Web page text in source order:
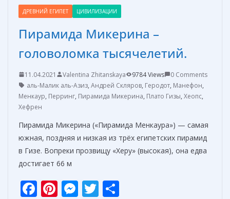
ДРЕВНИЙ ЕГИПЕТ ЦИВИЛИЗАЦИИ
Пирамида Микерина –
головоломка тысячелетий.
11.04.2021 Valentina Zhitanskaya 9784 Views
0 Comments
аль-Малик аль-Азиз, Андрей Скляров, Геродот, Манефон,
Менкаур, Перринг, Пирамида Микерина, Плато Гизы, Хеопс,
Хефрен
Пирамида Микерина («Пирамида Менкаура») — самая
южная, поздняя и низкая из трёх египетских пирамид
в Гизе. Вопреки прозвищу «Херу» (высокая), она едва
достигает 66 м
F Pi M T